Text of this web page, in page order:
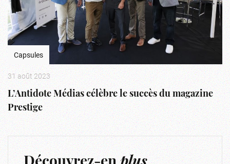
Capsules
31 août 2023
L’Antidote Médias célèbre le succès du magazine
Prestige